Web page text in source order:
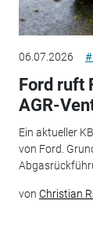
06.07.2026
Ford ruft
AGR-
Ein aktueller
von Ford.
von Christian